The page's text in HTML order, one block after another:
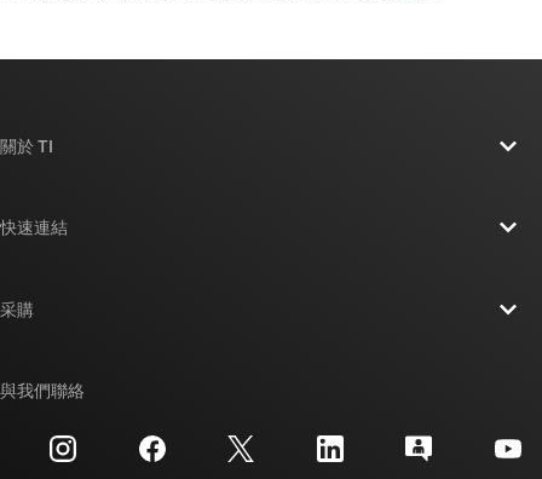
關於 TI
投資人關系
快速連結
交互參考搜索
客戶支援中心
采購
與我們聯絡